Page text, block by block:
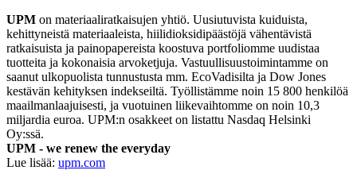
UPM on materiaaliratkaisujen yhtiö. Uusiutuvista kuiduista,
kehittyneistä materiaaleista, hiilidioksidipäästöjä vähentävistä
ratkaisuista ja painopapereista koostuva portfoliomme uudistaa
tuotteita ja kokonaisia arvoketjuja. Vastuullisuustoimintamme on
saanut ulkopuolista tunnustusta mm. EcoVadisilta ja Dow Jones
kestävän kehityksen indekseiltä. Työllistämme noin 15 800 henkilöä
maailmanlaajuisesti, ja vuotuinen liikevaihtomme on noin 10,3
miljardia euroa. UPM:n osakkeet on listattu Nasdaq Helsinki
Oy:ssä.
UPM - we renew the everyday
Lue lisää: upm.com